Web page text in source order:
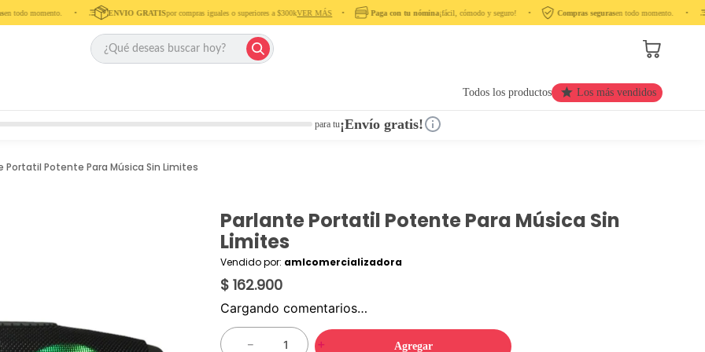
todo momento. ‎ ‎ ‎ ‎ •‎ ENVIO GRATISpor compras iguales o superiores a $300kVER MÁS‎ ‎ ‎ ‎ •‎ ‎ ‎ ‎ Paga con tu nómina¡fácil, cómodo y seguro! ‎ ‎ ‎ ‎ •‎ ‎ ‎ ‎ Compras segurasen todo momento. ‎ ‎ ‎ ‎ •‎ ‎ ‎ ‎ ‎
Todos los productos Los más vendidos
para tu¡Envío gratis!
Portatil Potente Para Música Sin Limites
Parlante Portatil Potente Para Música Sin
Limites
Vendido por: amlcomercializadora
$ 162.900
Cargando comentarios…
＋
－ Agregar